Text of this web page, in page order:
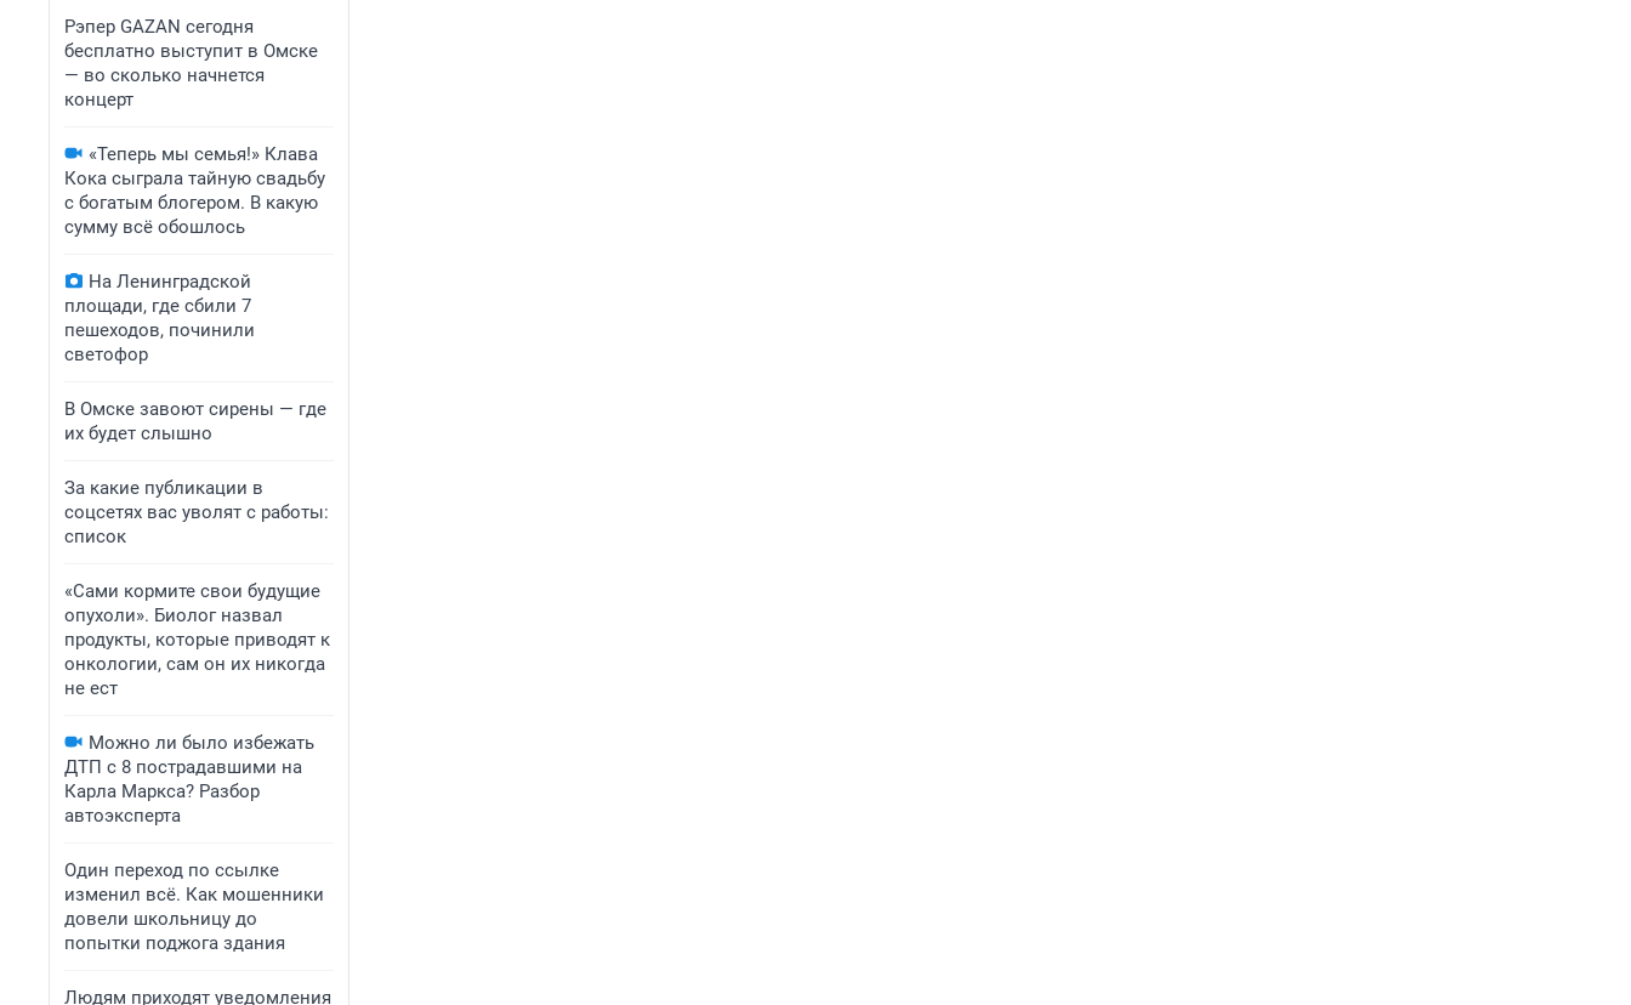
Рэпер GAZAN сегодня
бесплатно выступит в Омске
— во сколько начнется
концерт
«Теперь мы семья!» Клава
Кока сыграла тайную свадьбу
с богатым блогером. В какую
сумму всё обошлось
На Ленинградской
площади, где сбили 7
пешеходов, починили
светофор
В Омске завоют сирены — где
их будет слышно
За какие публикации в
соцсетях вас уволят с работы:
список
«Сами кормите свои будущие
опухоли». Биолог назвал
продукты, которые приводят к
онкологии, сам он их никогда
не ест
Можно ли было избежать
ДТП с 8 пострадавшими на
Карла Маркса? Разбор
автоэксперта
Один переход по ссылке
изменил всё. Как мошенники
довели школьницу до
попытки поджога здания
Людям приходят уведомления